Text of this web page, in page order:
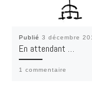
Publié 3 décembre
En attendant …
1 commentaire